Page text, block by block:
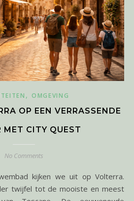
, OMGEVING
OP EEN VERRASSENDE
MET CITY QUEST
No Comments
twijfel tot de mooiste en meest